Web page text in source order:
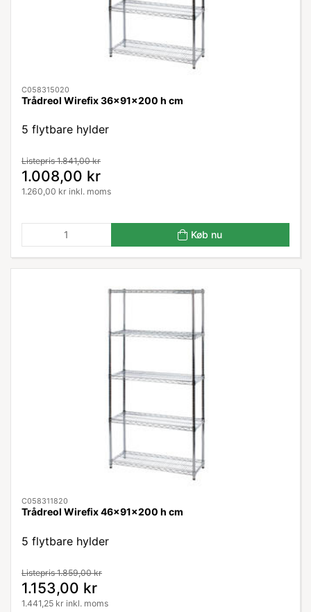
C058315020
Trådreol Wirefix 36x91x200 h cm
5 flytbare hylder
Listepris 1.841,00 kr
1.008,00 kr
1.260,00 kr inkl. moms
Køb nu
C058311820
Trådreol Wirefix 46x91x200 h cm
5 flytbare hylder
Listepris 1.859,00 kr
1.153,00 kr
1.441,25 kr inkl. moms